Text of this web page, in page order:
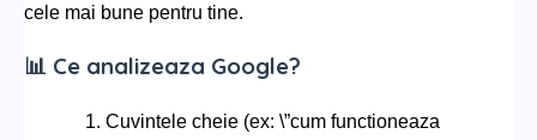
cele mai bune pentru tine.
📊 Ce analizeaza Google?
Cuvintele cheie (ex: \”cum functioneaza